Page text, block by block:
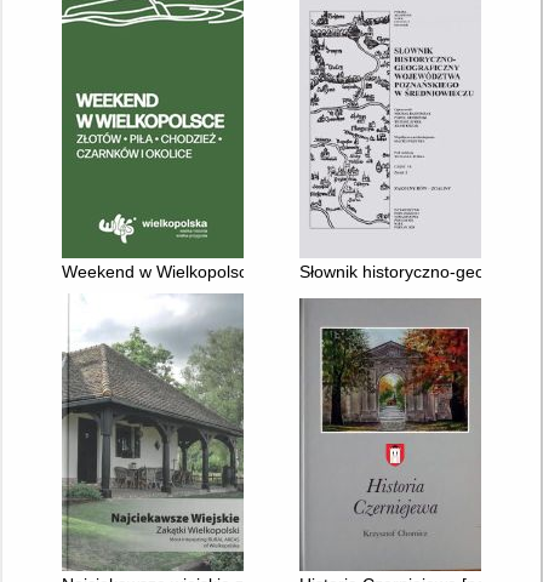
Weekend w Wielkopolsce : Złotów, Piła, Chodzież, Czarnków i
Słownik historyczno-